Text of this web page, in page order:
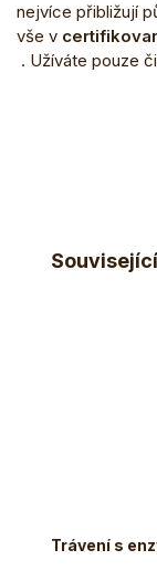
nejvíce přibližují
vše v
. Užíváte pouze
Trávení s